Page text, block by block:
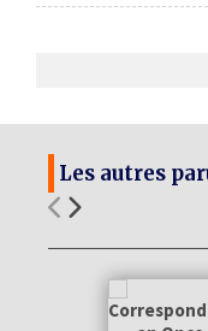
Les autres